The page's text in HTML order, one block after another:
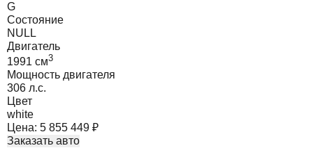
G
Состояние
NULL
Двигатель
1991 cм3
Мощность двигателя
306 л.с.
Цвет
white
Цена: 5 855 449 ₽
Заказать авто